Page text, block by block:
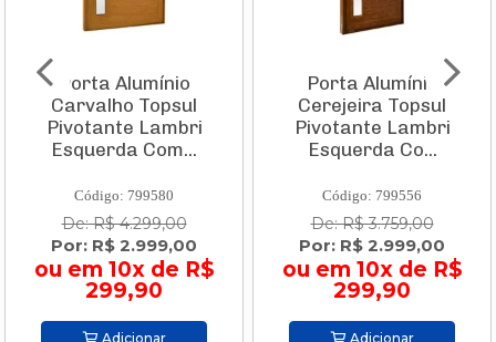
Porta Alumínio
Carvalho Topsul
Pivotante Lambri
Esquerda Com...
Código: 799580
De: R$ 4.299,00
Por: R$ 2.999,00
ou em 10x de R$
299,90
Adicionar
Porta Alumínio
Cerejeira Topsul
Pivotante Lambri
Esquerda Co...
Código: 799556
De: R$ 3.759,00
Por: R$ 2.999,00
ou em 10x de R$
299,90
Adicionar